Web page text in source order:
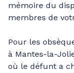
mémoire du
membres de
Pour les
à Mantes-la-
où le défunt a